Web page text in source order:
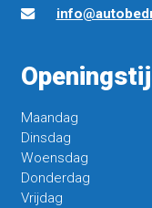
Maandag
Dinsdag
Woensdag
Donderdag
Vrijdag